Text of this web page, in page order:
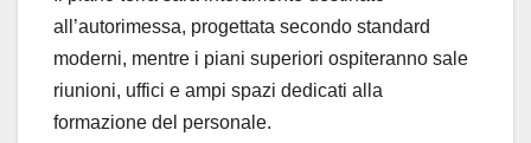
all’autorimessa, progettata secondo standard
moderni, mentre i piani superiori ospiteranno sale
riunioni, uffici e ampi spazi dedicati alla
formazione del personale.